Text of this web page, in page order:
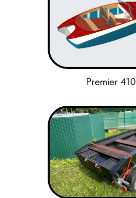
Premier 410